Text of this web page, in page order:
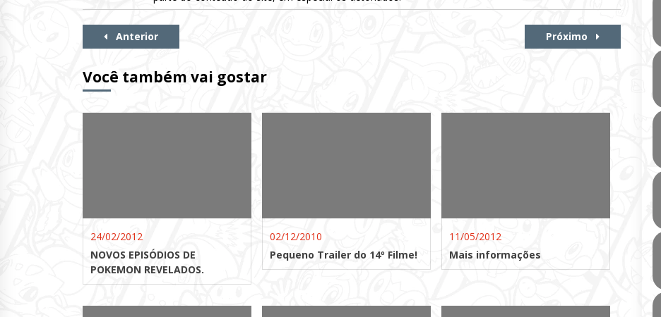
Continue
Anterior Próximo
Você também vai gostar
24/02/2012
NOVOS EPISÓDIOS DE
POKEMON REVELADOS.
02/12/2010
Pequeno Trailer do 14º Filme!
11/05/2012
Mais informações